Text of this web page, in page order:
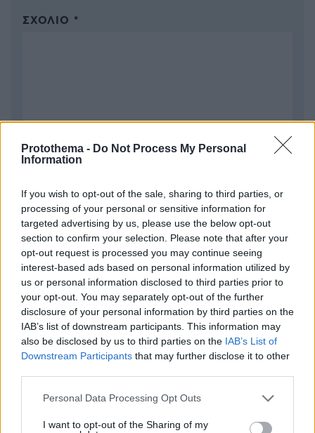
Protothema - Do Not Process My Personal
Information
If you wish to opt-out of the sale, sharing to third parties, or
processing of your personal or sensitive information for
targeted advertising by us, please use the below opt-out
section to confirm your selection. Please note that after your
opt-out request is processed you may continue seeing
interest-based ads based on personal information utilized by
us or personal information disclosed to third parties prior to
your opt-out. You may separately opt-out of the further
disclosure of your personal information by third parties on the
IAB’s list of downstream participants. This information may
also be disclosed by us to third parties on the IAB’s List of
Downstream Participants that may further disclose it to other
Please note that this website/app uses one or more Google
not limited to your visit or usage behaviour. You may click to
Personal Data Processing Opt Outs
I want to opt-out of the Sharing of my
ΣΧΌΛΙΟ *
Απομένουν2500 χαρακτήρες
* Υποχρεωτικά πεδία
ΡΟΗ ΕΙΔΗΣΕΩΝ
Ειδήσεις Δημοφιλή Σχολιασμένα
Αποχαιρέτησε τον Ολυμπιακό ο Ορτέγκα: Θα
παραμείνω οπαδός της ομάδας και στην άλλη άκρη του
πριν 3 λεπτά